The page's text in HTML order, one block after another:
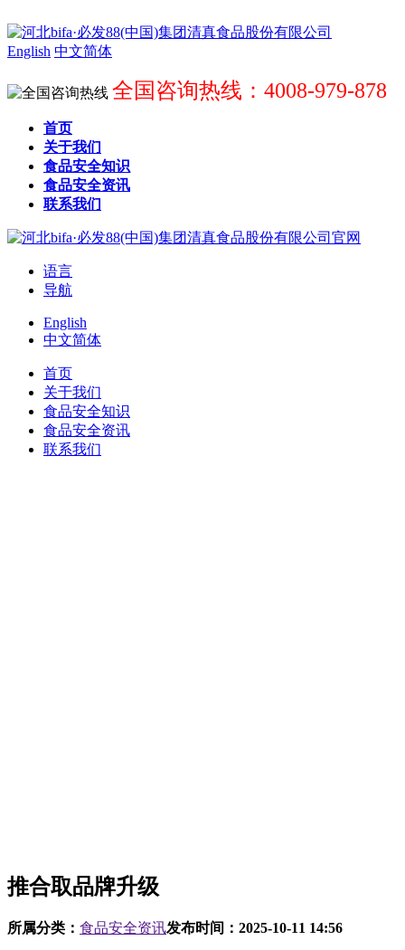
English 中文简体
全国咨询热线：4008-979-878
首页
关于我们
食品安全知识
食品安全资讯
联系我们
语言
导航
English
中文简体
首页
关于我们
食品安全知识
食品安全资讯
联系我们
推合取品牌升级
所属分类： 食品安全资讯发布时间： 2025-10-11 14:56